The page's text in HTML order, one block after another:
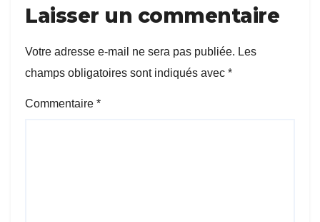
Laisser un commentaire
Votre adresse e-mail ne sera pas publiée. Les
champs obligatoires sont indiqués avec *
Commentaire *